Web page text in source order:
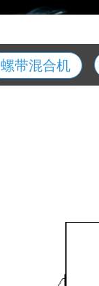
螺带混合机